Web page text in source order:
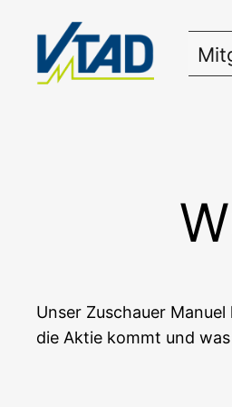
springen
Unser Zuschau­er
die Aktie kommt und